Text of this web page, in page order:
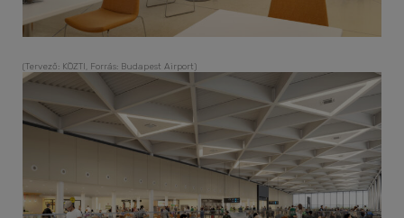
(Tervező: KÖZTI, Forrás: Budapest Airport)